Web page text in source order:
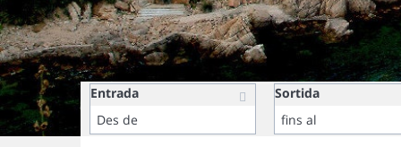
Entrada Sortida